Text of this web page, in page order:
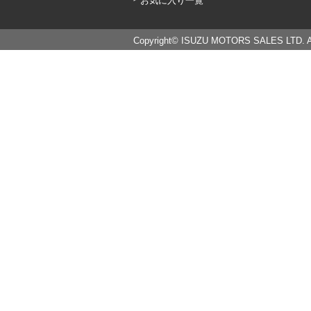
Copyright© ISUZU MOTORS SALES LTD.